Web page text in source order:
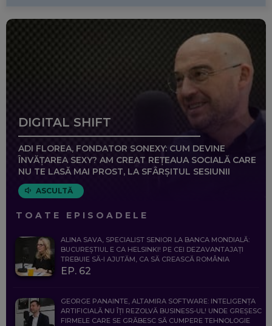
DIGITAL SHIFT
ADI FLOREA, FONDATOR SONEXY: CUM DEVINE
ÎNVĂȚAREA SEXY? AM CREAT REȚEAUA SOCIALĂ CARE
NU TE LASĂ MAI PROST, LA SFÂRȘITUL SESIUNII
ASCULTĂ
TOATE EPISOADELE
ALINA SAVA, SPECIALIST SENIOR LA BANCA MONDIALĂ:
BUCUREȘTIUL E CA HELSINKI! PE CEI DEZAVANTAJAȚI
TREBUIE SĂ-I AJUTĂM, CA SĂ CREASCĂ ROMÂNIA
EP. 62
GEORGE PANAINTE, ALTAMIRA SOFTWARE: INTELIGENȚA
ARTIFICIALĂ NU ÎȚI REZOLVĂ BUSINESS-UL! UNDE GREȘESC
FIRMELE CARE SE GRĂBESC SĂ CUMPERE TEHNOLOGIE